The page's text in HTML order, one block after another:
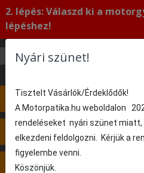
2. lépés: Válaszd ki a
lépéshez!
Honda Kawasaki
3. lépés: Nincs kiválasztva
4. lépés: Nincs kiválasztva
5. lépés: Nincs kiválasztva
Nyári szünet!
Tisztelt Vásárlók/Érdeklődők!
A Motorpatika.hu weboldalon
rendeléseket nyári szünet miatt,
elkezdeni feldolgozni. Kérjük a
figyelembe venni.
Köszönjük.